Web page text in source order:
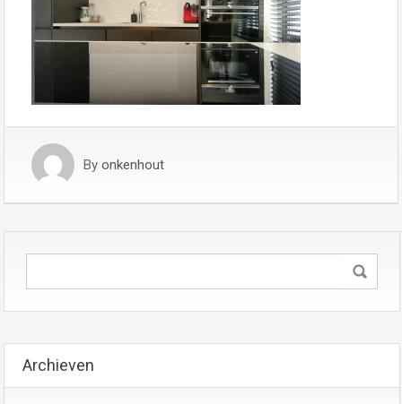
By onkenhout
Archieven